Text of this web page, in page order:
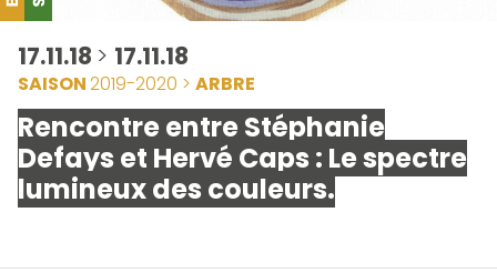
17.11.18 > 17.11.18
SAISON2019-2020 > ARBRE
Rencontre entre Stéphanie
Defays et Hervé Caps : Le spectre
lumineux des couleurs.